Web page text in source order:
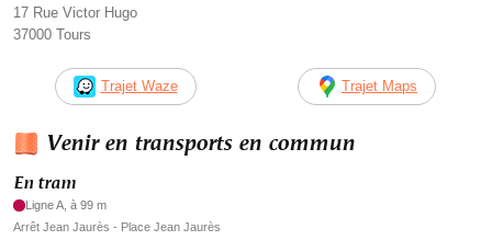
17 Rue Victor Hugo
37000 Tours
Trajet Waze Trajet Maps
Venir en transports en commun
En tram
Ligne A, à 99 m
Arrêt Jean Jaurès - Place Jean Jaurès